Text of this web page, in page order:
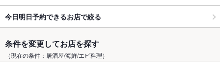
今日明日予約できるお店で絞る
条件を変更してお店を探す
（現在の条件：居酒屋/海鮮/エビ料理）